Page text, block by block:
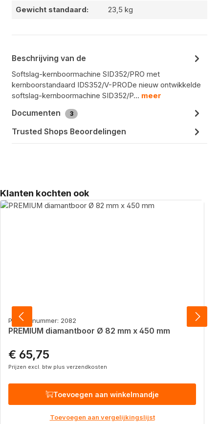
Gewicht standaard: 23,5 kg
Beschrijving van de
Softslag-kernboormachine SID352/PRO met
kernboorstandaard IDS352/V-PRODe nieuw ontwikkelde
softslag-kernboormachine SID352/P… meer
Documenten 3
Trusted Shops Beoordelingen
Productgalerij overslaan
Klanten kochten ook
Productnummer: 2082
PREMIUM diamantboor Ø 82 mm x 450 mm
Normale prijs:
€ 65,75
Prijzen excl. btw plus verzendkosten
Toevoegen aan winkelmandje
Toevoegen aan vergelijkingslijst